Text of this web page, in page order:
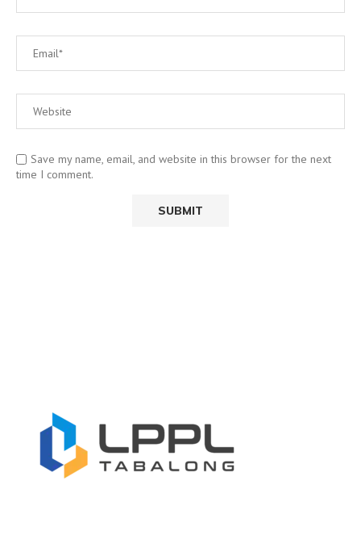
Save my name, email, and website in this browser for the next
time I comment.